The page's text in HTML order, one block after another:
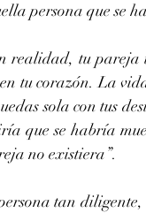
persona que se
realidad, tu
tu corazón. La
sola con tus
que se habría
no existiera”.
tan